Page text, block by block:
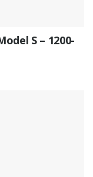
S – 1200-